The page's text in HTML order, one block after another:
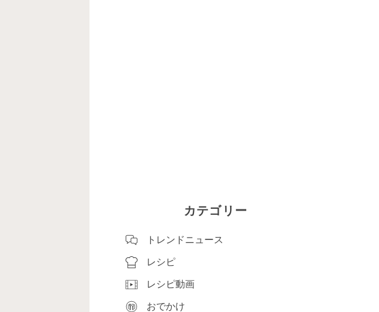
カテゴリー
トレンドニュース
レシピ
レシピ動画
おでかけ